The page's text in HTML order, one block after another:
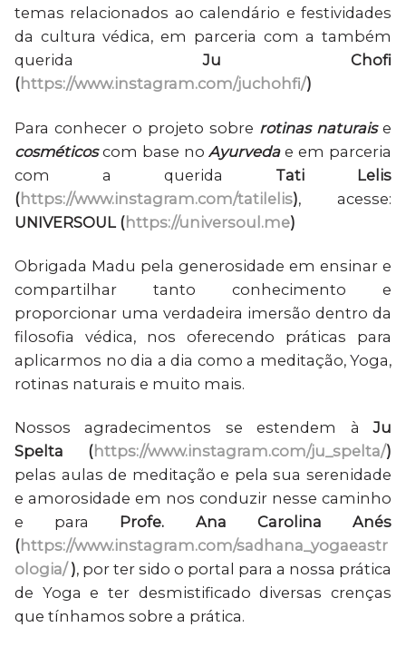
temas relacionados ao calendário e festividades
da cultura védica, em parceria com a também
queridaJu Chofi
(https://www.instagram.com/juchohfi/)
Para conhecer o projeto sobre rotinas naturaise
cosméticoscom base noAyurvedae em parceria
com a querida Tati Lelis
(https://www.instagram.com/tatilelis), acesse:
UNIVERSOUL (https://universoul.me)
Obrigada Madu pela generosidade em ensinar e
compartilhar tanto conhecimento e
proporcionar uma verdadeira imersão dentro da
filosofia védica, nos oferecendo práticas para
aplicarmos no dia a dia como a meditação, Yoga,
rotinas naturais e muito mais.
Nossos agradecimentos se estendem àJu
Spelta (https://www.instagram.com/ju_spelta/)
pelas aulas de meditação e pela sua serenidade
e amorosidade em nos conduzir nesse caminho
e para Profe. Ana Carolina Anés
(https://www.instagram.com/sadhana_yogaeastr
ologia/), por ter sido o portal para a nossa prática
de Yoga e ter desmistificado diversas crenças
que tínhamos sobre a prática.